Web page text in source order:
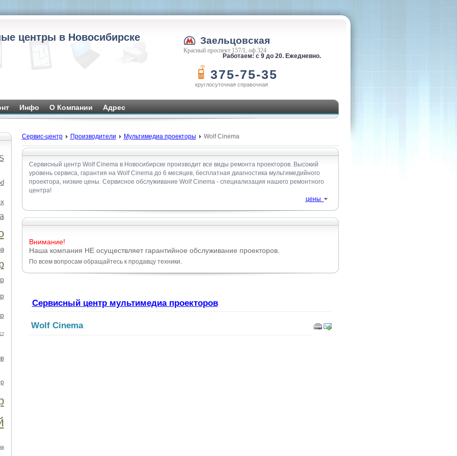
центры в Новосибирске Заельцовская
Красный проспект 157/1, оф.324
Работаем: с 9 до 20. Ежедневно.
375-75-35
круглосуточная справочная
Инфо О Компании Адрес
Сервис-центр Производители Мультимедиа проекторы Wolf Cinema
Сервисный центр Wolf Cinema в Новосибирске производит все виды ремонта проекторов. Высокий
уровень сервиса, гарантия на Wolf Cinema до 6 месяцев, бесплатная диагностика мультимедийного
проектора, низкие цены. Сервисное обслуживание Wolf Cinema - специализация нашего ремонтного
центра!
цены
Внимание!
Наша компания НЕ осуществляет гарантийное обслуживание проекторов.
По всем вопросам обращайтесь к продавцу техники.
Сервисный центр мультимедиа проекторов
Wolf Cinema